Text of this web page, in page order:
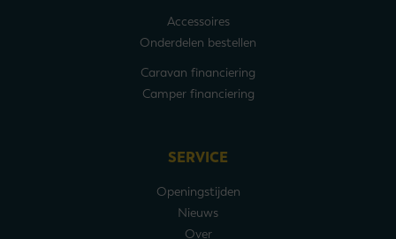
Accessoires
Onderdelen bestellen
Caravan financiering
Camper financiering
SERVICE
Openingstijden
Nieuws
Over